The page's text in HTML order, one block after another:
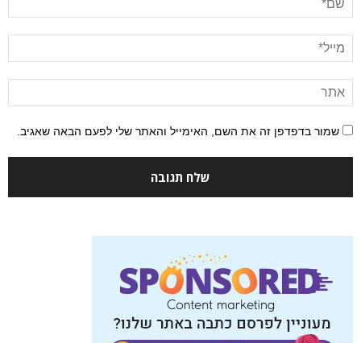
שמור בדפדפן זה את השם, האימייל והאתר שלי לפעם הבאה שאגיב.